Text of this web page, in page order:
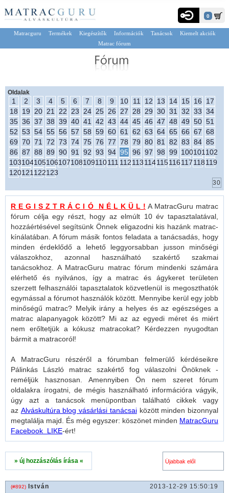
0
Matracguru Termékek Kiegészítők Információk Tanácsok
Kiemelt akciók
Matrac fórum
Oldalak
1 2 3 4 5 6 7 8 9 10 11 12 13 14 15 16
17
18
19 20 21 22 23 24 25 26 27 28 29 30 31 32 33 34
35 36 37 38 39 40 41 42 43 44 45 46 47 48 49 50 51
52 53 54 55 56 57 58 59 60 61 62 63 64 65 66 67 68
69 70 71 72 73 74 75 76 77 78 79 80 81 82 83 84 85
86 87 88 89 90 91 92 93 94 95 96 97 98 99 100101 102
103104105106107108109110111 112113114115116117118119
120121 122123
R E G I S Z T R Á C I Ó N É L K Ü L ! A MatracGuru matrac
fórum célja egy részt, hogy az elmúlt 10 év tapasztalatával,
hozzáértésével segítsünk Önnek eligazodni kis hazánk matrac-
kínálatában. A fórum másik fontos feladata a tanácsadás, hogy
minden érdeklődő a lehető leggyorsabban jusson minőségi
válaszokhoz, azonnal használható szakértő szakmai
tanácsokhoz. A MatracGuru matrac fórum mindenki számára
elérhető és nyilvános, így a matrac és ágykeret területen
szerzett felhasználói tapasztalatok közvetlenül is megoszthatók
egymással a fórumot használók között. Mennyibe kerül egy jobb
minőségű matrac? Melyik irány a helyes és az egészséges a
matrac alapanyagok között? Mi az az egyedi méret és miért
nem erőltetjük a kókusz matracokat? Kérdezzen nyugodtan
bármit a matracoról!
A MatracGuru részéről a fórumban felmerülő kérdéseikre
Pálinkás László matrac szakértő fog válaszolni Önöknek -
reméljük hasznosan. Amennyiben Ön nem szeret fórum
oldalakra írogatni, de mégis használható információra vágyik,
úgy azt a tanácsok menüpontban található cikkek vagy
az Alváskultúra blog vásárlási tanácsaiközött minden bizonnyal
megtalálja majd. És még egyszer: köszönet minden MatracGuru
Facebook LIKE-ért!
» új hozzászólás írása «
(#892) István 2013-12-29 15:50:19